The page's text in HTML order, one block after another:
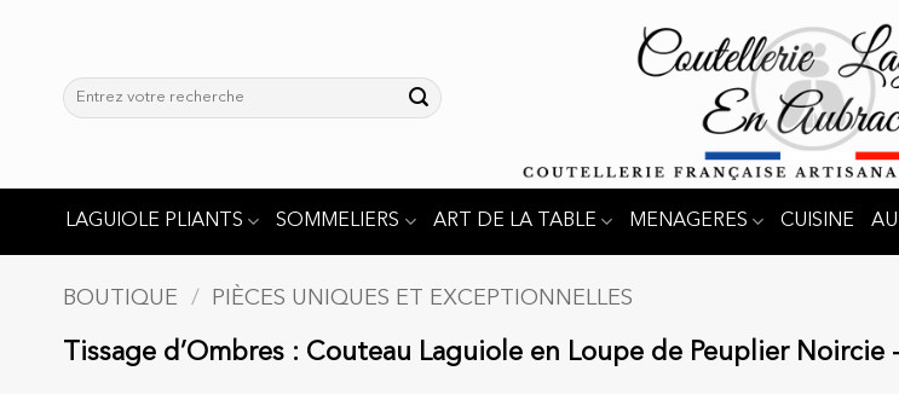
Recherche
pour :
LAGUIOLE PLIANTS SOMMELIERS ART DE LA TABLE MENAGERES CUISINE
BOUTIQUE / PIÈCES UNIQUES ET EXCEPTIONNELLES
Tissage d’Ombres : Couteau Laguiole en Loupe de Peuplier Noircie